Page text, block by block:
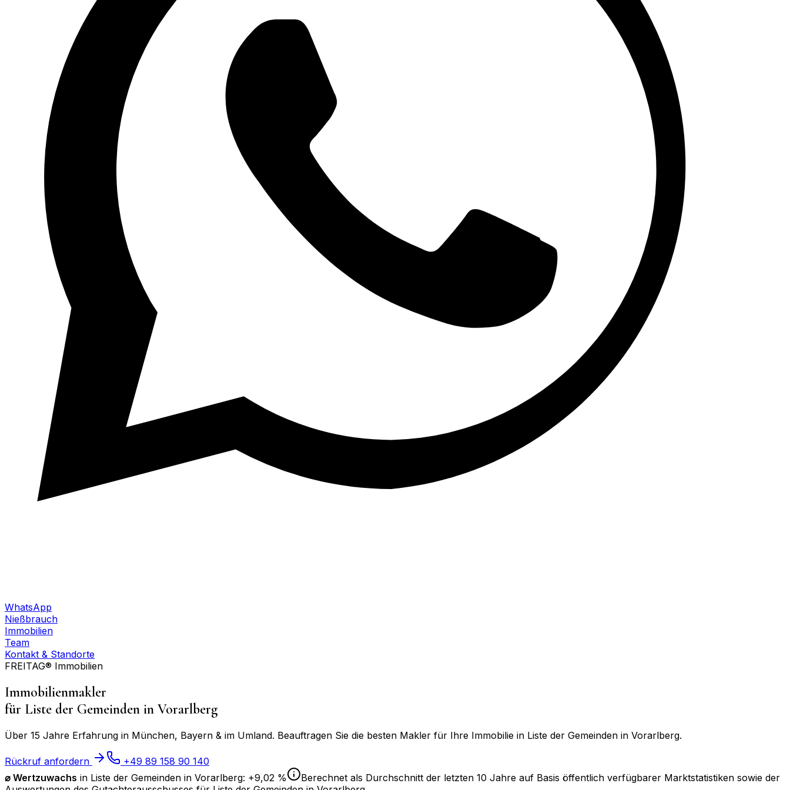
WhatsApp
Nießbrauch
Immobilien
Team
Kontakt & Standorte
FREITAG® Immobilien
Immobilienmakler
für Liste der Gemeinden in Vorarlberg
Über 15 Jahre Erfahrung in München, Bayern & im Umland. Beauftragen Sie die besten Makler für Ihre Immobilie in Liste der Gemeinden in Vorarlberg.
Rückruf anfordern
+49 89 158 90 140
⌀ Wertzuwachs in Liste der Gemeinden in Vorarlberg: +9,02 %
Berechnet als Durchschnitt der letzten 10 Jahre auf Basis öffentlich verfügbarer Marktstatistiken sowie der